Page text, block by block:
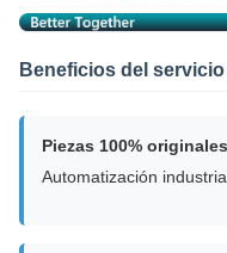
Beneficios del servicio
Piezas 100% originales
Automatización